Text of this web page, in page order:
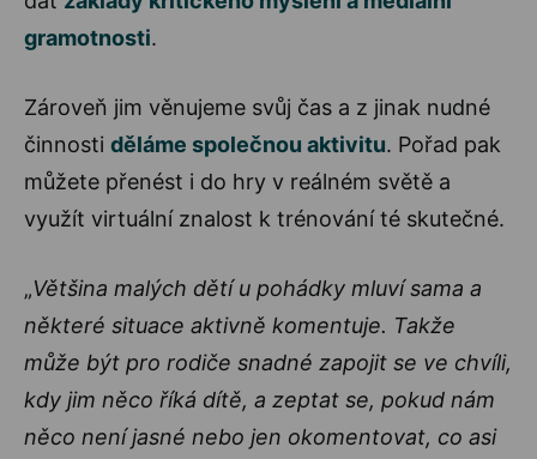
gramotnosti.
Zároveň jim věnujeme svůj čas a z jinak nudné
činnosti děláme společnou aktivitu. Pořad pak
můžete přenést i do hry v reálném světě a
využít virtuální znalost k trénování té skutečné.
„Většina malých dětí u pohádky mluví sama a
některé situace aktivně komentuje. Takže
může být pro rodiče snadné zapojit se ve chvíli,
kdy jim něco říká dítě, a zeptat se, pokud nám
něco není jasné nebo jen okomentovat, co asi